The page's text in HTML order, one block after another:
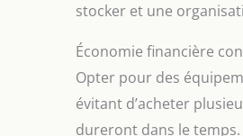
stocker et une
Économie financière
Opter pour des
évitant d’acheter
dureront dans le temps.